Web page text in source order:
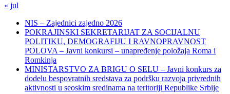
« jul
NIS – Zajednici zajedno 2026
POKRAJINSKI SEKRETARIJAT ZA SOCIJALNU
POLITIKU, DEMOGRAFIJU I RAVNOPRAVNOST
POLOVA – Javni konkursi – unapređenje položaja Roma i
Romkinja
MINISTARSTVO ZA BRIGU O SELU – Javni konkurs za
dodelu bespovratnih sredstava za podršku razvoja privrednih
aktivnosti u seoskim sredinama na teritoriji Republike Srbije